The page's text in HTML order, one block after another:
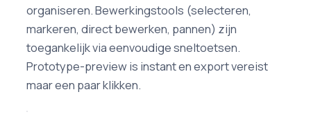
organiseren. Bewerkingstools (selecteren,
markeren, direct bewerken, pannen) zijn
toegankelijk via eenvoudige sneltoetsen.
Prototype-preview is instant en export vereist
maar een paar klikken.